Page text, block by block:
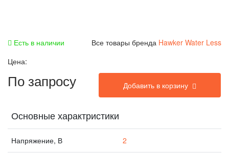
Есть в наличии Все товары бренда Hawker Water Less
Цена:
По запросу Добавить в корзину
Основные характристики
Напряжение, В 2